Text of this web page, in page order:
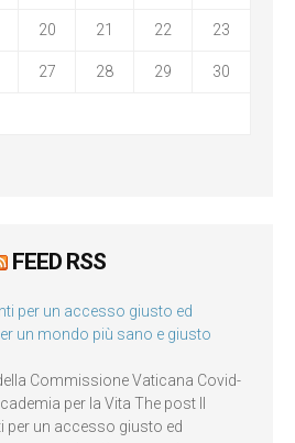
20 21 22 23
27 28 29 30
FEED RSS
per un accesso giusto ed
un mondo più sano e giusto
Commissione Vaticana Covid-
per la Vita The post Il
per un accesso giusto ed